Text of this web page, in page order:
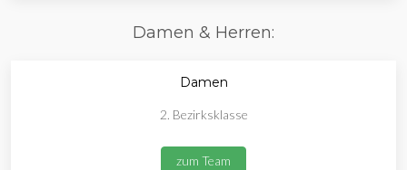
Damen & Herren:
Damen
2. Bezirksklasse
zum Team